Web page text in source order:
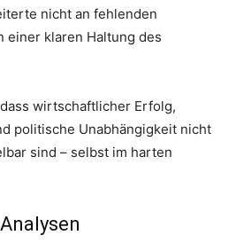
nicht an fehlenden
einer klaren Haltung des
wirtschaftlicher Erfolg,
politische Unabhängigkeit nicht
sind – selbst im harten